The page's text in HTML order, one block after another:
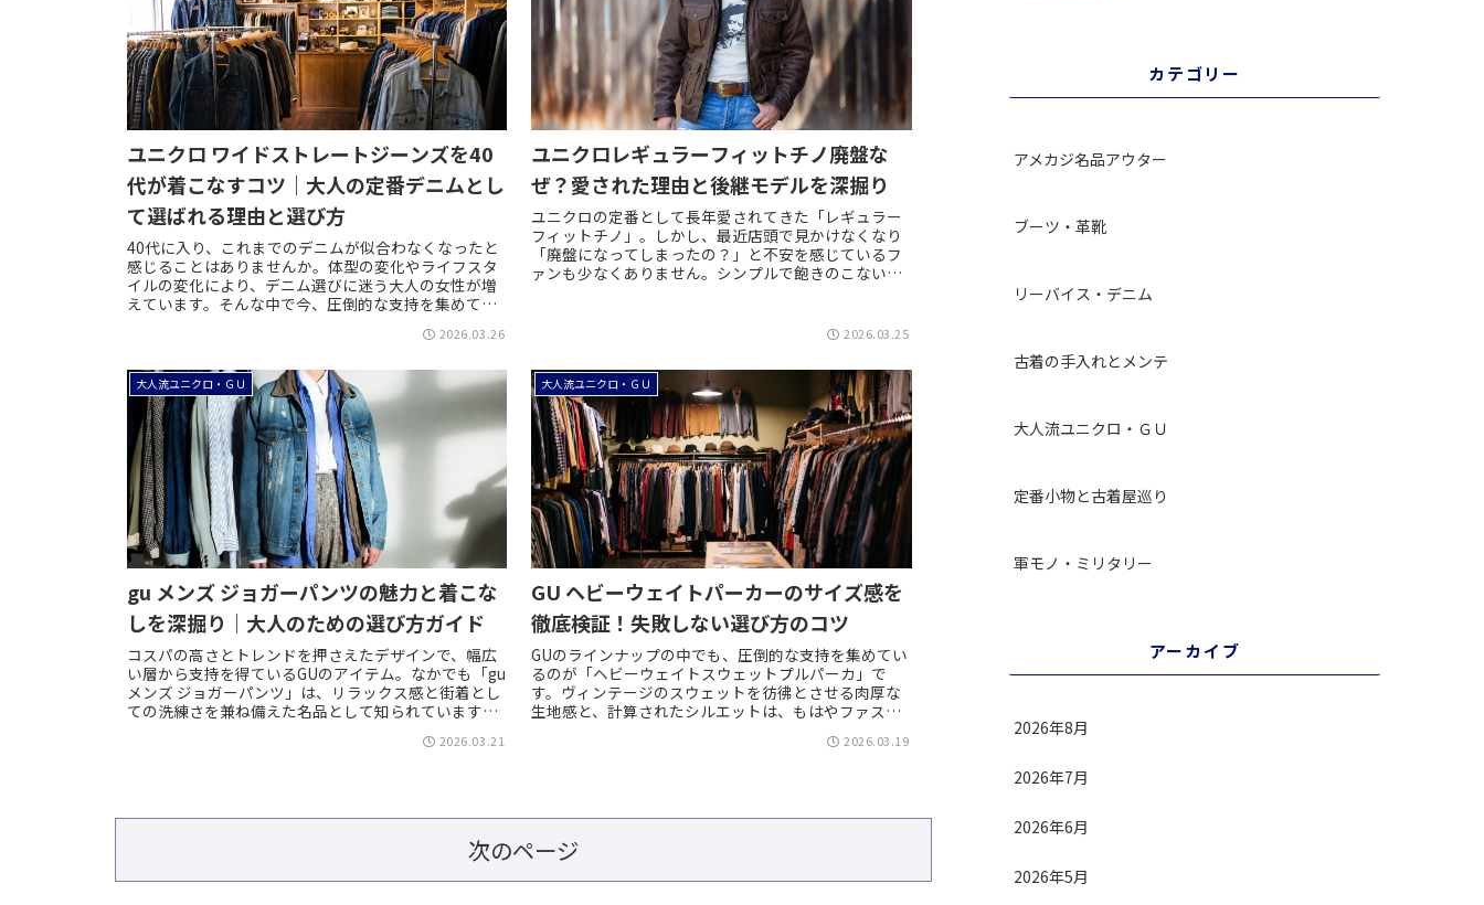
ユニクロ ワイドストレートジーンズを40
代が着こなすコツ｜大人の定番デニムとし
て選ばれる理由と選び方
40代に入り、これまでのデニムが似合わなくなったと
感じることはありませんか。体型の変化やライフスタ
イルの変化により、デニム選びに迷う大人の女性が増
えています。そんな中で今、圧倒的な支持を集めてい
2026.03.26
ユニクロレギュラーフィットチノ廃盤な
ぜ？愛された理由と後継モデルを深掘り
ユニクロの定番として長年愛されてきた「レギュラー
フィットチノ」。しかし、最近店頭で見かけなくなり
「廃盤になってしまったの？」と不安を感じているフ
ァンも少なくありません。シンプルで飽きのこないシ
2026.03.25
大人流ユニクロ・ＧＵ
gu メンズ ジョガーパンツの魅力と着こな
しを深掘り｜大人のための選び方ガイド
コスパの高さとトレンドを押さえたデザインで、幅広
い層から支持を得ているGUのアイテム。なかでも「gu
メンズ ジョガーパンツ」は、リラックス感と街着とし
ての洗練さを兼ね備えた名品として知られています。
2026.03.21
大人流ユニクロ・ＧＵ
GU ヘビーウェイトパーカーのサイズ感を
徹底検証！失敗しない選び方のコツ
GUのラインナップの中でも、圧倒的な支持を集めてい
るのが「ヘビーウェイトスウェットプルパーカ」で
す。ヴィンテージのスウェットを彷彿とさせる肉厚な
生地感と、計算されたシルエットは、もはやファスト
2026.03.19
次のページ
カテゴリー
アメカジ名品アウター
ブーツ・革靴
リーバイス・デニム
古着の手入れとメンテ
大人流ユニクロ・ＧＵ
定番小物と古着屋巡り
軍モノ・ミリタリー
アーカイブ
2026年8月
2026年7月
2026年6月
2026年5月